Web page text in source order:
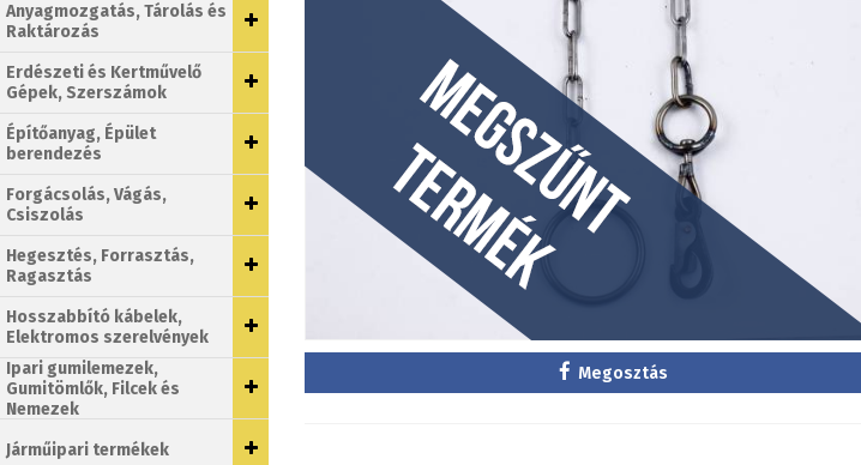
Anyagmozgatás, Tárolás és
Raktározás
Erdészeti és Kertművelő
Gépek, Szerszámok
Építőanyag, Épület
berendezés
Forgácsolás, Vágás,
Csiszolás
Hegesztés, Forrasztás,
Ragasztás
Hosszabbító kábelek,
Elektromos szerelvények
Ipari gumilemezek,
Gumitömlők, Filcek és
Nemezek
Járműipari termékek
Megosztás